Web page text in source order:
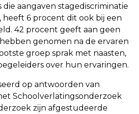
aangaven stagediscriminatie
6 procent dit ook bij een
42 procent geeft aan geen
genomen na de ervaren
groep sprak met naasten,
over hun ervaringen.
op antwoorden van
Schoolverlatingsonderzoek
zijn afgestudeerde